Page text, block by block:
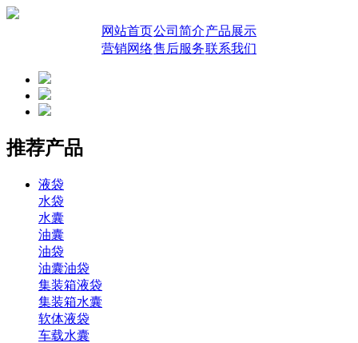
网站首页公司简介产品展示
营销网络售后服务联系我们
推荐产品
液袋
水袋
水囊
油囊
油袋
油囊油袋
集装箱液袋
集装箱水囊
软体液袋
车载水囊